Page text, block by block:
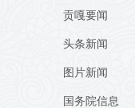
贡嘎要闻
头条新闻
图片新闻
国务院信息